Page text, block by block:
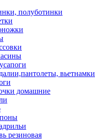
полуботинки
вьетнамки
домашние
резиновая